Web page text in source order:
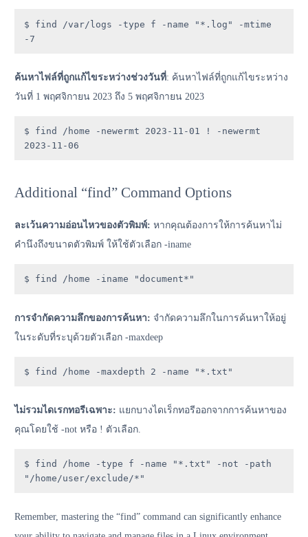
$ find /var/logs -type f -name "*.log" -mtime
-7
ค้นหาไฟล์ที่ถูกแก้ไขระหว่างช่วงวันที่: ค้นหาไฟล์ที่ถูกแก้ไขระหว่าง
วันที่ 1 พฤศจิกายน 2023 ถึง 5 พฤศจิกายน 2023
$ find /home -newermt 2023-11-01 ! -newermt
2023-11-06
Additional “find” Command Options
ละเว้นความอ่อนไหวของตัวพิมพ์: หากคุณต้องการให้การค้นหาไม่
คำนึงถึงขนาดตัวพิมพ์ ให้ใช้ตัวเลือก -iname
$ find /home -iname "document*"
การจำกัดความลึกของการค้นหา: จำกัดความลึกในการค้นหาให้อยู่
ในระดับที่ระบุด้วยตัวเลือก -maxdeep
$ find /home -maxdepth 2 -name "*.txt"
ไม่รวมไดเรกทอรีเฉพาะ: แยกบางไดเร็กทอรีออกจากการค้นหาของ
คุณโดยใช้ -not หรือ ! ตัวเลือก.
$ find /home -type f -name "*.txt" -not -path
"/home/user/exclude/*"
Remember, mastering the “find” command can significantly enhance